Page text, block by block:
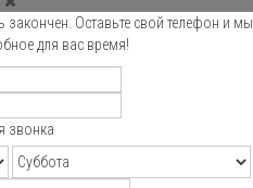
Оставьте свой телефон и мы
для вас время!
звонка